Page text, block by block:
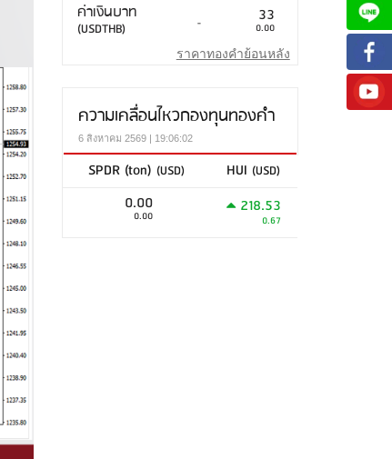
ค่าเงินบาท
(USDTHB) - 33
0.00
ราคาทองคำย้อนหลัง
ความเคลื่อนไหวกองทุนทองคำ
6 สิงหาคม 2569 | 19:06:02
SPDR (ton) (USD) HUI (USD)
0.00
0.00 218.53
0.67